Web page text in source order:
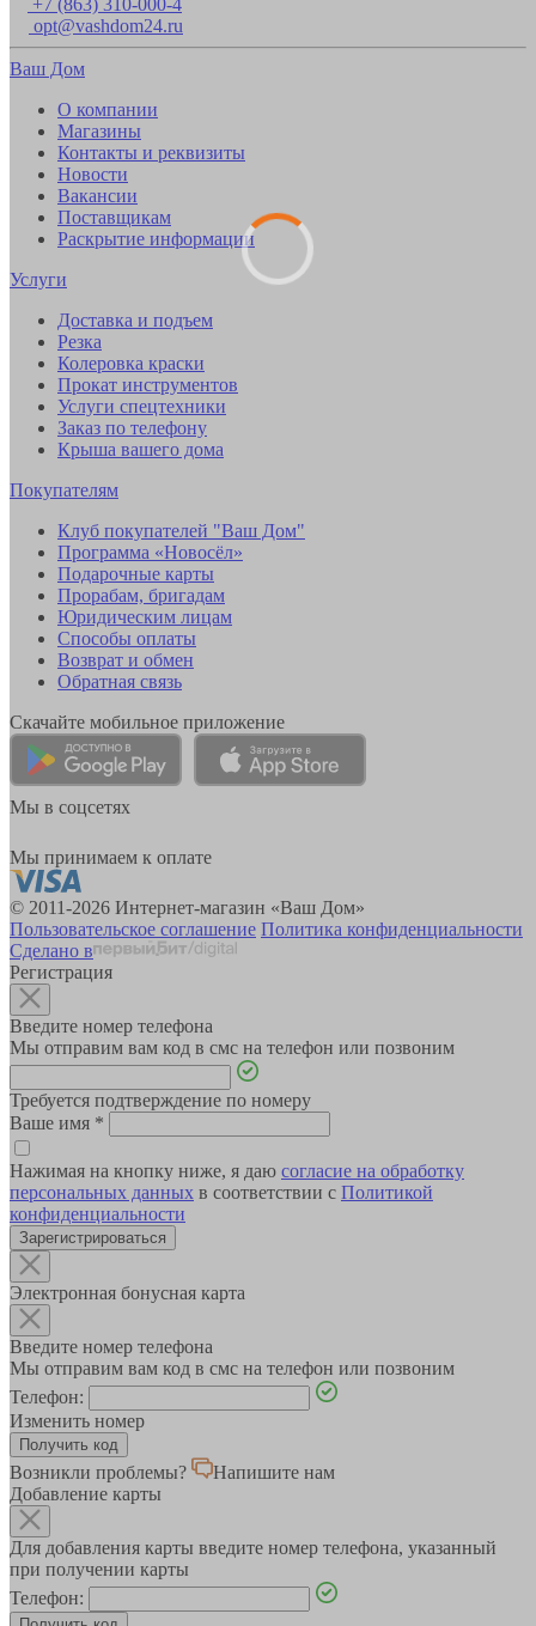
opt@vashdom24.ru
Ваш Дом
О компании
Магазины
Контакты и реквизиты
Новости
Вакансии
Поставщикам
Раскрытие информации
Услуги
Доставка и подъем
Резка
Колеровка краски
Прокат инструментов
Услуги спецтехники
Заказ по телефону
Крыша вашего дома
Покупателям
Клуб покупателей "Ваш Дом"
Программа «Новосёл»
Подарочные карты
Прорабам, бригадам
Юридическим лицам
Способы оплаты
Возврат и обмен
Обратная связь
Скачайте мобильное приложение
Мы в соцсетях
Мы принимаем к оплате
© 2011-2026 Интернет-магазин «Ваш Дом»
Пользовательское соглашение Политика конфиденциальности
Сделано в
Регистрация
Введите номер телефона
Мы отправим вам код в смс на телефон или позвоним
Требуется подтверждение по номеру
Ваше имя *
Нажимая на кнопку ниже, я даю согласие на обработку
персональных данных в соответствии с Политикой
конфиденциальности
Зарегистрироваться
Электронная бонусная карта
Введите номер телефона
Мы отправим вам код в смс на телефон или позвоним
Телефон:
Изменить номер
Возникли проблемы?
Напишите нам
Добавление карты
Для добавления карты введите номер телефона, указанный
при получении карты
Телефон: